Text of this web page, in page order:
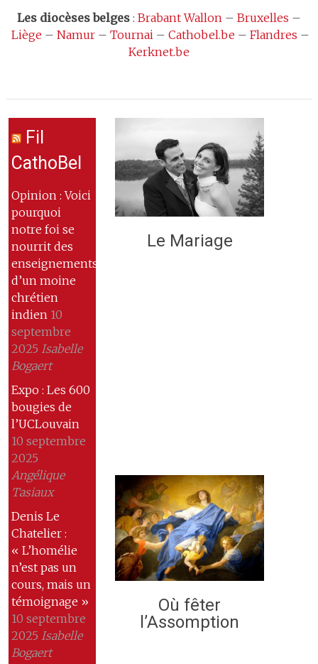
Les diocèses belges: Brabant Wallon– Bruxelles –
Liège – Namur– Tournai– Cathobel.be – Flandres –
Kerknet.be
Fil
CathoBel
Opinion : Voici
pourquoi
notre foi se
nourrit des
enseignements
d’un moine
chrétien
indien 10
septembre
2025 Isabelle
Bogaert
Expo : Les 600
bougies de
l’UCLouvain
10 septembre
2025
Angélique
Tasiaux
Denis Le
Chatelier :
« L’homélie
n’est pas un
cours, mais un
témoignage »
10 septembre
2025 Isabelle
Bogaert
Le Mariage
Où fêter
l’Assomption